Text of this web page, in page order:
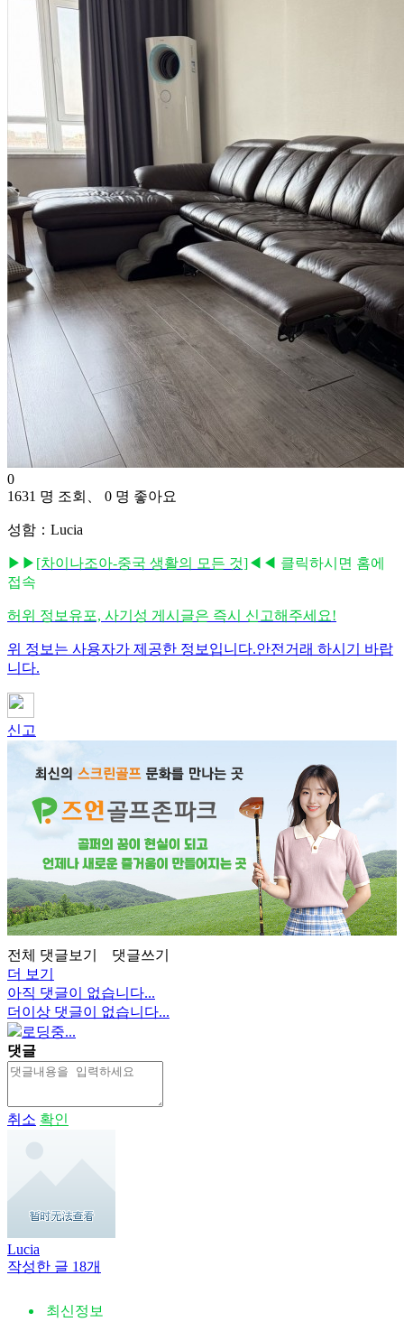
0
1631 명 조회、 0 명 좋아요
성함：Lucia
▶▶ [차이나조아-중국 생활의 모든 것]◀◀ 클릭하시면 홈에
접속
허위 정보유포, 사기성 게시글은 즉시 신고해주세요!
위 정보는 사용자가 제공한 정보입니다.안전거래 하시기 바랍
니다.
신고
전체 댓글보기
댓글쓰기
더 보기
아직 댓글이 없습니다...
더이상 댓글이 없습니다...
로딩중...
댓글
취소 확인
Lucia
작성한 글 18개
최신정보